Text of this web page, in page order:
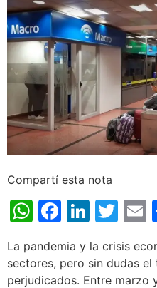
Compartí esta nota
WhatsApp
La pandemia y la crisis
sectores, pero sin dudas
perjudicados. Entre marzo